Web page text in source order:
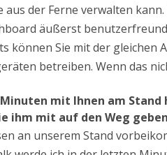
aus der Ferne verwalten
äußerst
können Sie mit der gleichen
betreiben. Wenn das
mit Ihnen am
ihm mit auf den Weg
an unserem Stand